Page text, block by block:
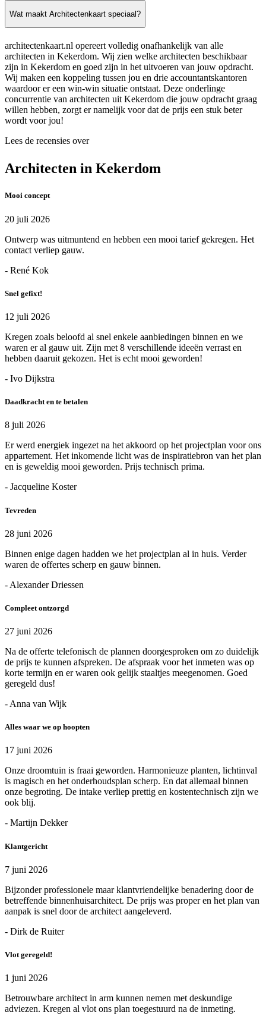
Wat maakt Architectenkaart speciaal?
architectenkaart.nl opereert volledig onafhankelijk van alle
architecten in Kekerdom. Wij zien welke architecten beschikbaar
zijn in Kekerdom en goed zijn in het uitvoeren van jouw opdracht.
Wij maken een koppeling tussen jou en drie accountantskantoren
waardoor er een win-win situatie ontstaat. Deze onderlinge
concurrentie van architecten uit Kekerdom die jouw opdracht graag
willen hebben, zorgt er namelijk voor dat de prijs een stuk beter
wordt voor jou!
Lees de recensies over
Architecten in Kekerdom
Mooi concept
20 juli 2026
Ontwerp was uitmuntend en hebben een mooi tarief gekregen. Het
contact verliep gauw.
- René Kok
Snel gefixt!
12 juli 2026
Kregen zoals beloofd al snel enkele aanbiedingen binnen en we
waren er al gauw uit. Zijn met 8 verschillende ideeën verrast en
hebben daaruit gekozen. Het is echt mooi geworden!
- Ivo Dijkstra
Daadkracht en te betalen
8 juli 2026
Er werd energiek ingezet na het akkoord op het projectplan voor ons
appartement. Het inkomende licht was de inspiratiebron van het plan
en is geweldig mooi geworden. Prijs technisch prima.
- Jacqueline Koster
Tevreden
28 juni 2026
Binnen enige dagen hadden we het projectplan al in huis. Verder
waren de offertes scherp en gauw binnen.
- Alexander Driessen
Compleet ontzorgd
27 juni 2026
Na de offerte telefonisch de plannen doorgesproken om zo duidelijk
de prijs te kunnen afspreken. De afspraak voor het inmeten was op
korte termijn en er waren ook gelijk staaltjes meegenomen. Goed
geregeld dus!
- Anna van Wijk
Alles waar we op hoopten
17 juni 2026
Onze droomtuin is fraai geworden. Harmonieuze planten, lichtinval
is magisch en het onderhoudsplan scherp. En dat allemaal binnen
onze begroting. De intake verliep prettig en kostentechnisch zijn we
ook blij.
- Martijn Dekker
Klantgericht
7 juni 2026
Bijzonder professionele maar klantvriendelijke benadering door de
betreffende binnenhuisarchitect. De prijs was proper en het plan van
aanpak is snel door de architect aangeleverd.
- Dirk de Ruiter
Vlot geregeld!
1 juni 2026
Betrouwbare architect in arm kunnen nemen met deskundige
adviezen. Kregen al vlot ons plan toegestuurd na de inmeting.